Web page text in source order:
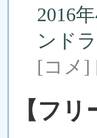
2016
ンド
[コメ]
【フリ